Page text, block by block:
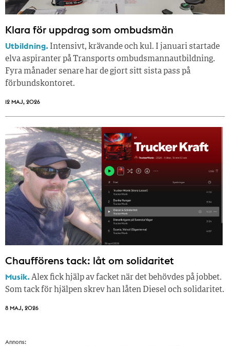
Klara för uppdrag som ombudsmän
Utbildning. Intensivt, krävande och kul. I januari startade
elva aspiranter på Transports ombudsmannautbildning.
Fyra månader senare har de gjort sitt sista pass på
förbundskontoret.
12 MAJ, 2026
Chaufförens tack: låt om solidaritet
Musik.Alex fick hjälp av facket när det behövdes på jobbet.
Som tack för hjälpen skrev han låten Diesel och solidaritet.
8 MAJ, 2026
Annons: